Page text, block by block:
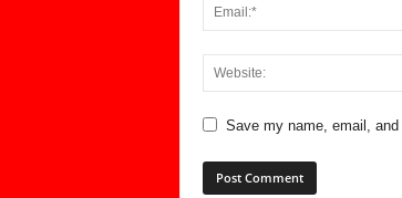
Save my name, email,